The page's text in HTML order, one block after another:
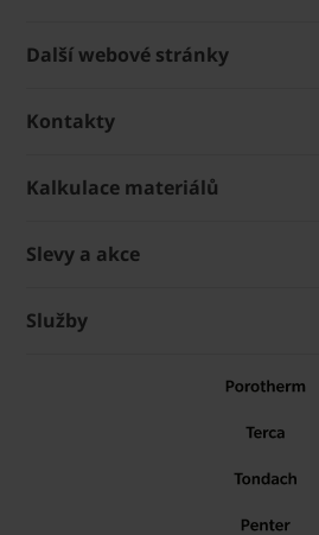
Další webové stránky
Kontakty
Kalkulace materiálů
Slevy a akce
Služby